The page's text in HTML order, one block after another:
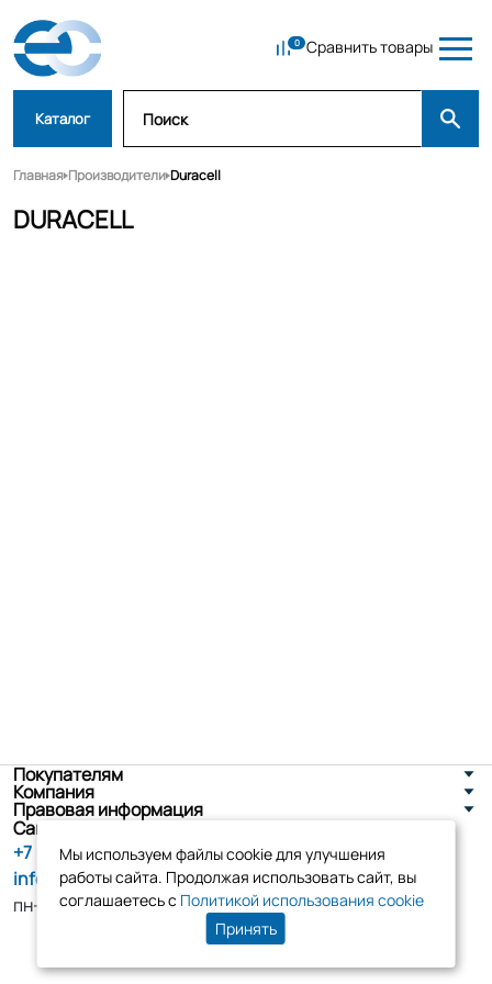
Сравнить товары
Каталог
Главная Производители Duracell
DURACELL
Покупателям
Компания
Правовая информация
Санкт-Петербург, ул. Новоселов д. 8
+7 (800) 555-86-90
info@tk-elko.ru
пн-пт, 10:00 - 18:00
Мы используем файлы cookie для улучшения
работы сайта. Продолжая использовать сайт, вы
соглашаетесь с Политикой использования cookie
Принять